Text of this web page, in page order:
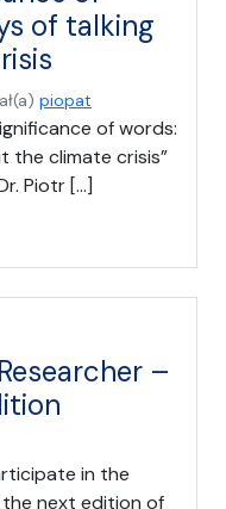
of talking
piopat
of words:
the climate crisis”
Piotr […]
–
in the
the next edition of